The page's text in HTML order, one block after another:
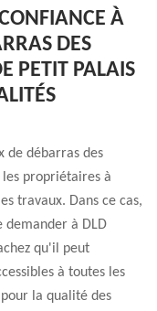
À
DES
PETIT PALAIS
de débarras des
propriétaires à
travaux. Dans ce cas,
demander à DLD
qu'il peut
à toutes les
la qualité des